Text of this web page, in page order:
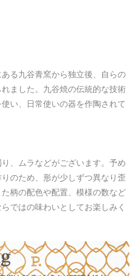
る九谷青窯から独立後、自らの
ました。九谷焼の伝統的な技術
い、日常使いの器を作陶されて
、ムラなどがございます。予め
のため、形が少しずつ異なり歪
柄の配色や配置、模様の数など
ではの味わいとしてお楽しみく